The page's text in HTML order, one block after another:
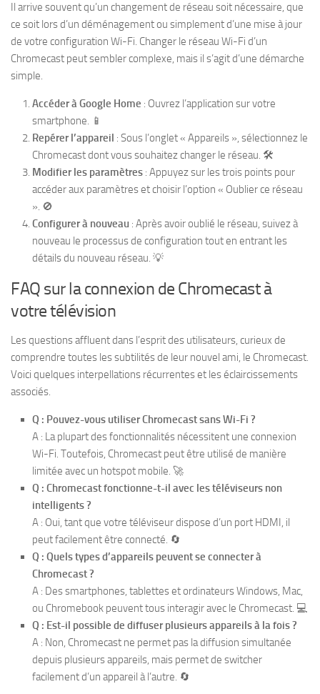
Il arrive souvent qu’un changement de réseau soit nécessaire, que
ce soit lors d’un déménagement ou simplement d’une mise à jour
de votre configuration Wi-Fi. Changer le réseau Wi-Fi d’un
Chromecast peut sembler complexe, mais il s’agit d’une démarche
simple.
Accéder à Google Home : Ouvrez l’application sur votre
smartphone. 📱
Repérer l’appareil : Sous l’onglet « Appareils », sélectionnez le
Chromecast dont vous souhaitez changer le réseau. 🛠️
Modifier les paramètres : Appuyez sur les trois points pour
accéder aux paramètres et choisir l’option « Oublier ce réseau
». 🚫
Configurer à nouveau : Après avoir oublié le réseau, suivez à
nouveau le processus de configuration tout en entrant les
détails du nouveau réseau. 💡
FAQ sur la connexion de Chromecast à
votre télévision
Les questions affluent dans l’esprit des utilisateurs, curieux de
comprendre toutes les subtilités de leur nouvel ami, le Chromecast.
Voici quelques interpellations récurrentes et les éclaircissements
associés.
Q : Pouvez-vous utiliser Chromecast sans Wi-Fi ?
A : La plupart des fonctionnalités nécessitent une connexion
Wi-Fi. Toutefois, Chromecast peut être utilisé de manière
limitée avec un hotspot mobile. 🚀
Q : Chromecast fonctionne-t-il avec les téléviseurs non
intelligents ?
A : Oui, tant que votre téléviseur dispose d’un port HDMI, il
peut facilement être connecté. 🔄
Q : Quels types d’appareils peuvent se connecter à
Chromecast ?
A : Des smartphones, tablettes et ordinateurs Windows, Mac,
ou Chromebook peuvent tous interagir avec le Chromecast. 💻
Q : Est-il possible de diffuser plusieurs appareils à la fois ?
A : Non, Chromecast ne permet pas la diffusion simultanée
depuis plusieurs appareils, mais permet de switcher
facilement d’un appareil à l’autre. 🔄